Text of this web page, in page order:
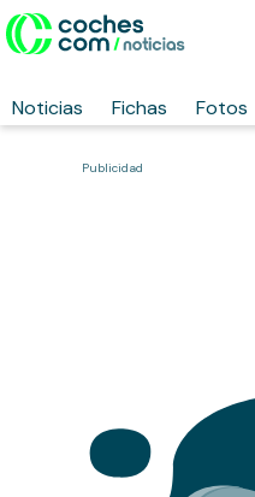
Noticias Fichas Fotos
Publicidad